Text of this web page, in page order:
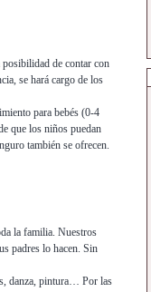
posibilidad de contar con
se hará cargo de los
para bebés (0-4
que los niños puedan
también se ofrecen.
la familia. Nuestros
padres lo hacen. Sin
danza, pintura… Por las